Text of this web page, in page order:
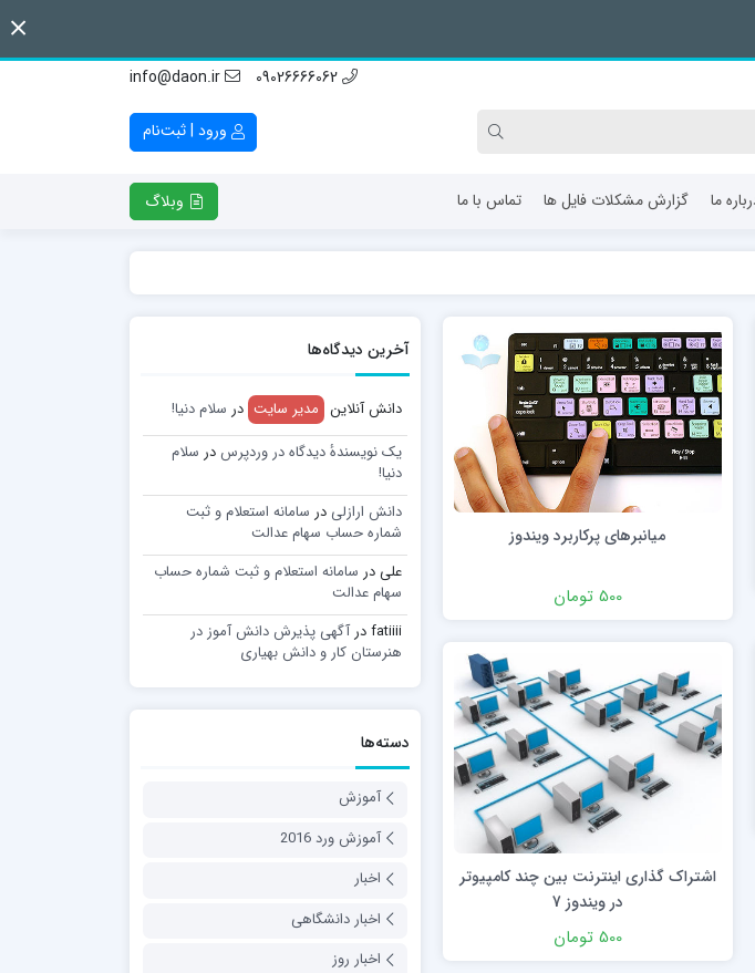
09026666062
info@daon.ir
ورود | ثبت‌نام
ما گزارش مشکلات فایل ها تماس با ما وبلاگ
میانبرهای پرکاربرد ویندوز
500 تومان
اشتراک گذاری اینترنت بین چند کامپیوتر
در ویندوز 7
500 تومان
آخرین دیدگاه‌ها
دانش آنلاین مدیر سایت در سلام دنیا!
یک نویسندهٔ دیدگاه در وردپرس در سلام
دنیا!
دانش ارازلی در سامانه استعلام و ثبت
شماره حساب سهام عدالت
علیدر سامانه استعلام و ثبت شماره حساب
سهام عدالت
fatiiiiدرآگهی پذیرش دانش آموز در
هنرستان کار و دانش بهیاری
دسته‌ها
آموزش
آموزش ورد 2016
اخبار
اخبار دانشگاهی
اخبار روز